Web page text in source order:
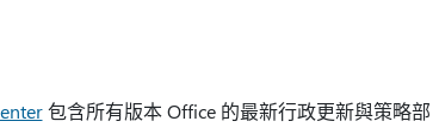
包含所有版本 Office 的最新行政更新與策略部